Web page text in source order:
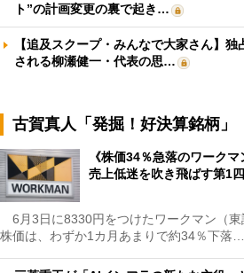
ト”の計画変更の裏で起き…
【追及スクープ・みんなで大家さん】
される柳瀬健一・代表の思…
古賀真人「発掘！好決算銘柄」
《株価34％急落のワーク
売上低迷を吹き飛ばす第1
6月3日に8330円をつけたワークマン（
株価は、わずか1カ月あまりで約34％下落…